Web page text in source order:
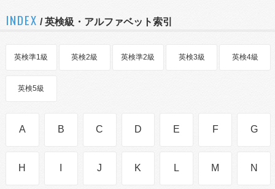
INDEX / 英検級・アルファベット索引
英検準1級 英検2級 英検準2級 英検3級 英検4級
英検5級
A B C D E F G
H J K L M N